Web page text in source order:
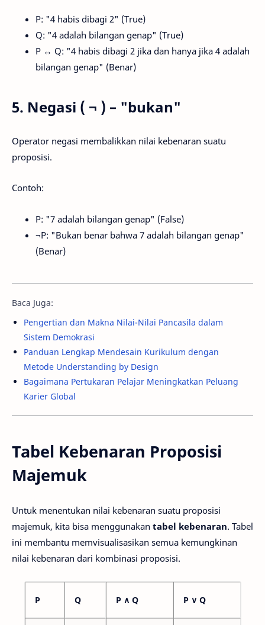
P: "4 habis dibagi 2" (True)
Q: "4 adalah bilangan genap" (True)
P ↔ Q: "4 habis dibagi 2 jika dan hanya jika 4 adalah
bilangan genap" (Benar)
5. Negasi ( ¬ ) – "bukan"
Operator negasi membalikkan nilai kebenaran suatu
proposisi.
Contoh:
P: "7 adalah bilangan genap" (False)
¬P: "Bukan benar bahwa 7 adalah bilangan genap"
(Benar)
Baca Juga:
Pengertian dan Makna Nilai-Nilai Pancasila dalam
Sistem Demokrasi
Panduan Lengkap Mendesain Kurikulum dengan
Metode Understanding by Design
Bagaimana Pertukaran Pelajar Meningkatkan Peluang
Karier Global
Tabel Kebenaran Proposisi
Majemuk
Untuk menentukan nilai kebenaran suatu proposisi
majemuk, kita bisa menggunakan tabel kebenaran. Tabel
ini membantu memvisualisasikan semua kemungkinan
nilai kebenaran dari kombinasi proposisi.
P Q P ∧ Q P ∨ Q